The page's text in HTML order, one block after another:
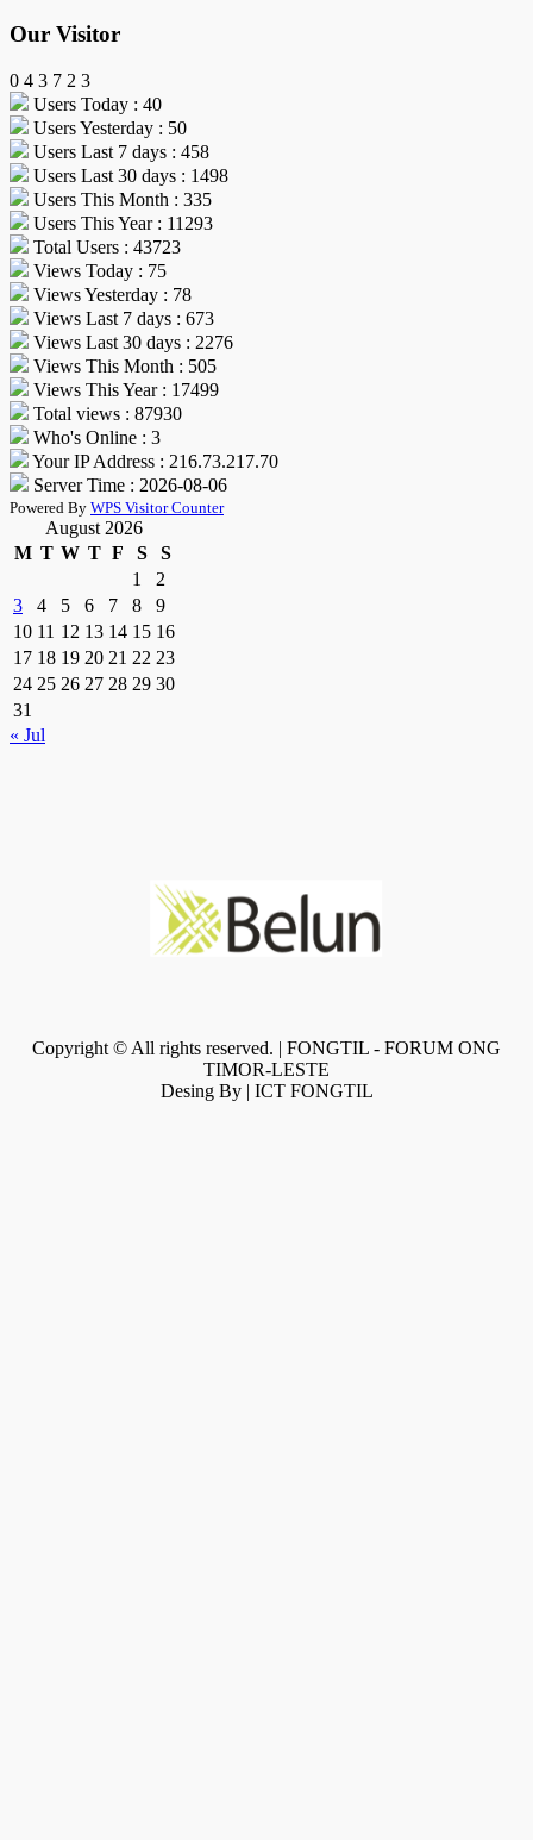
Our Visitor
0 4 3 7 2 3
Users Today : 40
Users Yesterday : 50
Users Last 7 days : 458
Users Last 30 days : 1498
Users This Month : 335
Users This Year : 11293
Total Users : 43723
Views Today : 75
Views Yesterday : 78
Views Last 7 days : 673
Views Last 30 days : 2276
Views This Month : 505
Views This Year : 17499
Total views : 87930
Who's Online : 3
Your IP Address : 216.73.217.70
Server Time : 2026-08-06
Powered By WPS Visitor Counter
August 2026
M T W T F S
S
1
2
3
4 5 6 7 8
9
10 11 12 13 14 15 16
17 18 19 20 21 22 23
24 25 26 27 28 29 30
31
« Jul
Copyright © All rights reserved. | FONGTIL - FORUM ONG
TIMOR-LESTE
Desing By | ICT FONGTIL